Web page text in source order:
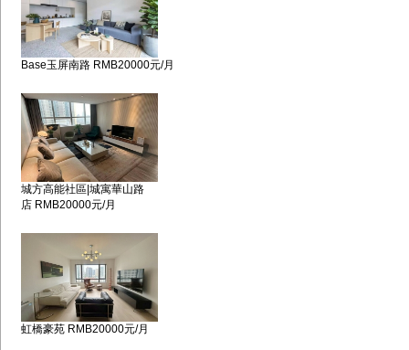
Base玉屏南路 RMB20000元/月
城方高能社區|城寓華山路
店 RMB20000元/月
虹橋豪苑 RMB20000元/月